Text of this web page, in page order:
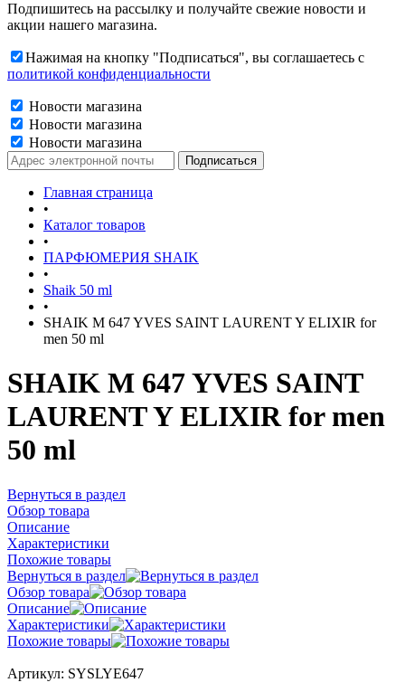
Подпишитесь на рассылку и получайте свежие новости и
акции нашего магазина.
Нажимая на кнопку "Подписаться", вы соглашаетесь с
политикой конфиденциальности
Новости магазина
Новости магазина
Новости магазина
Главная страница
•
Каталог товаров
•
ПАРФЮМЕРИЯ SHAIK
•
Shaik 50 ml
•
SHAIK M 647 YVES SAINT LAURENT Y ELIXIR for
men 50 ml
SHAIK M 647 YVES SAINT
LAURENT Y ELIXIR for men
50 ml
Вернуться в раздел
Обзор товара
Описание
Характеристики
Похожие товары
Вернуться в раздел
Обзор товара
Описание
Характеристики
Похожие товары
Артикул: SYSLYE647